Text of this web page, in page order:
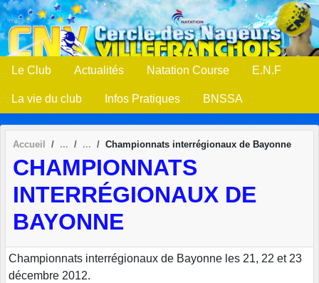
Le Club Actualités Natation Course E.N.F
La vie du club Infos Pratiques BNSSA
Accueil Championnats interrégionaux de Bayonne
CHAMPIONNATS
INTERRÉGIONAUX DE
BAYONNE
Championnats interrégionaux de Bayonne les 21, 22 et 23
décembre 2012.
Panneau de gestion des cookies